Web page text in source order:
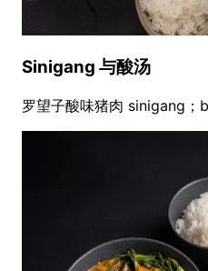
Sinigang 与酸汤
罗望子酸味猪肉 sinigang；